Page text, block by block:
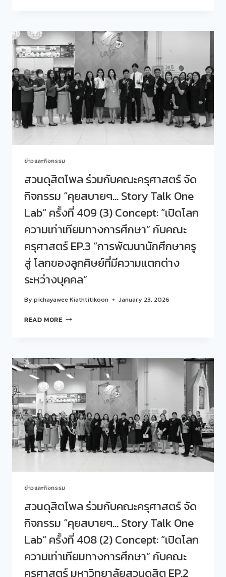
ร่วม
กับ
คณะ
ครุศาสตร์
จัด
กิจกรรม
“คุย
สบายๆ…
STORY
TALK
LAB“
ที่
410
(4)
ประจำ
เดือน
มกราคม
2569
CONCEPT:
“เปิด
โลก
ความ
เทียม
ศึกษา”
คณะ
EP.4
“HAND
UP
ภาษา
มือ
ไม่
เงียบ”
ข่าวและกิจกรรม
สวนดุสิตโพล ร่วมกับคณะครุศาสตร์ จัด
กิจกรรม “คุยสบายๆ… Story Talk One
Lab“ ครั้งที่ 409 (3) Concept: “เปิดโลก
ความเท่าเทียมทางการศึกษา” กับคณะ
ครุศาสตร์ EP.3 “การพัฒนานักศึกษาครู
สู่ โลกของลูกศิษย์ที่มีความแตกต่าง
ระหว่างบุคคล”
Bypichayawee Kiathtitikoon January 23, 2026
READ MOREสวน
ร่วม
กับ
คณะ
ครุศาสตร์
จัด
กิจกรรม
“คุย
สบายๆ…
STORY
TALK
ที่
409
(3)
CONCEPT:
“เปิด
โลก
ความ
เท่า
เทียม
ข่าวและกิจกรรม
สวนดุสิตโพล ร่วมกับคณะครุศาสตร์ จัด
กิจกรรม “คุยสบายๆ… Story Talk One
Lab“ ครั้งที่ 408 (2) Concept: “เปิดโลก
ความเท่าเทียมทางการศึกษา” กับคณะ
ครุศาสตร์ มหาวิทยาลัยสวนดุสิต EP.2